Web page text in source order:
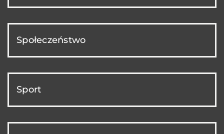
Społeczeństwo
Sport